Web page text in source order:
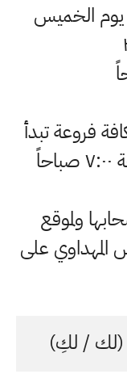
يوم الخميس
فروعة تبدأ
ولموقع
على
(لك / لكِ)